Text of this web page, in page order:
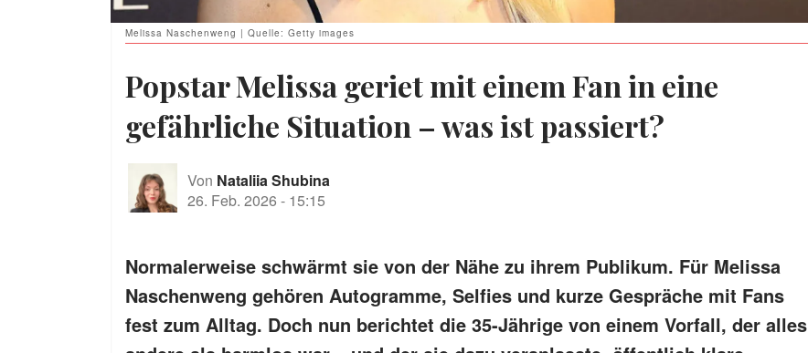
Melissa Naschenweng | Quelle: Getty images
Popstar Melissa geriet mit einem Fan in eine
gefährliche Situation – was ist passiert?
Von Nataliia Shubina
26. Feb. 2026 - 15:15
Normalerweise schwärmt sie von der Nähe zu ihrem Publikum. Für Melissa
Naschenweng gehören Autogramme, Selfies und kurze Gespräche mit Fans
fest zum Alltag. Doch nun berichtet die 35-Jährige von einem Vorfall, der alles